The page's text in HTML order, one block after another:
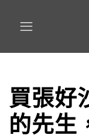
買張好
的先生